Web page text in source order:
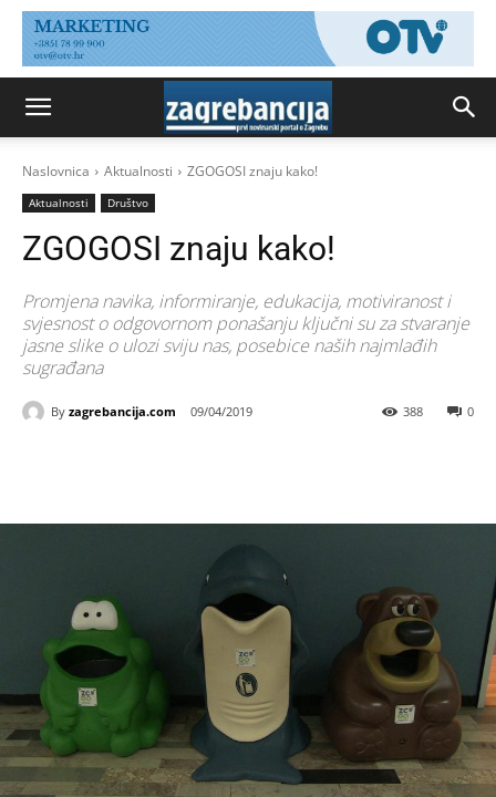
Naslovnica Aktualnosti ZGOGOSI znaju kako!
Aktualnosti Društvo
ZGOGOSI znaju kako!
Promjena navika, informiranje, edukacija, motiviranost i
svjesnost o odgovornom ponašanju ključni su za stvaranje
jasne slike o ulozi sviju nas, posebice naših najmlađih
sugrađana
By zagrebancija.com 09/04/2019 0
388